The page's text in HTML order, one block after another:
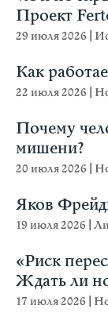
Проект
29 июля 2026
Как
22 июля 2026
Почему
мишени?
20 июля 2026
Яков
19 июля 2026
«Риск
Ждать ли
17 июля 2026